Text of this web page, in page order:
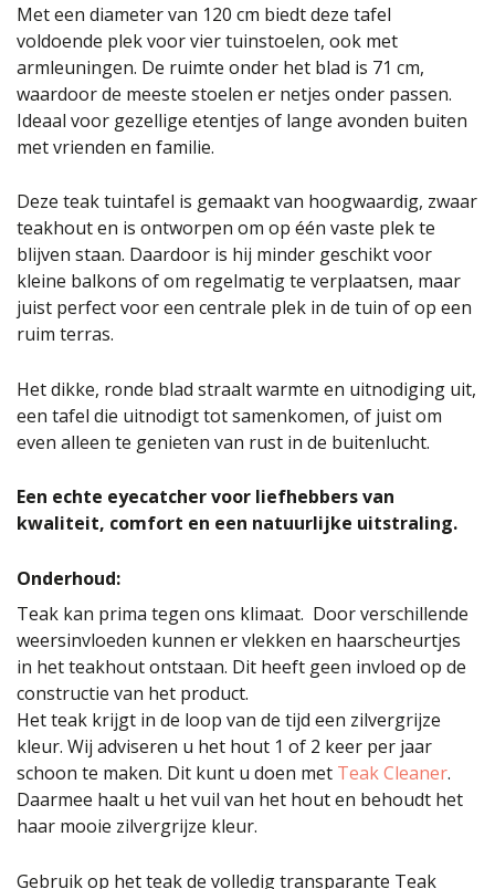
Met een diameter van 120 cm biedt deze tafel
voldoende plek voor vier tuinstoelen, ook met
armleuningen. De ruimte onder het blad is 71 cm,
waardoor de meeste stoelen er netjes onder passen.
Ideaal voor gezellige etentjes of lange avonden buiten
met vrienden en familie.
Deze teak tuintafel is gemaakt van hoogwaardig, zwaar
teakhout en is ontworpen om op één vaste plek te
blijven staan. Daardoor is hij minder geschikt voor
kleine balkons of om regelmatig te verplaatsen, maar
juist perfect voor een centrale plek in de tuin of op een
ruim terras.
Het dikke, ronde blad straalt warmte en uitnodiging uit,
een tafel die uitnodigt tot samenkomen, of juist om
even alleen te genieten van rust in de buitenlucht.
Een echte eyecatcher voor liefhebbers van
kwaliteit, comfort en een natuurlijke uitstraling.
Onderhoud:
Teak kan prima tegen ons klimaat. Door verschillende
weersinvloeden kunnen er vlekken en haarscheurtjes
in het teakhout ontstaan. Dit heeft geen invloed op de
constructie van het product.
Het teak krijgt in de loop van de tijd een zilvergrijze
kleur. Wij adviseren u het hout 1 of 2 keer per jaar
schoon te maken. Dit kunt u doen met Teak Cleaner.
Daarmee haalt u het vuil van het hout en behoudt het
haar mooie zilvergrijze kleur.
Gebruik op het teak de volledig transparante Teak